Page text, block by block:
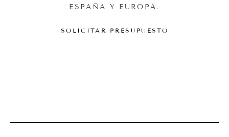
ESPAÑA Y EUROPA.
SOLICITAR PRESUPUESTO